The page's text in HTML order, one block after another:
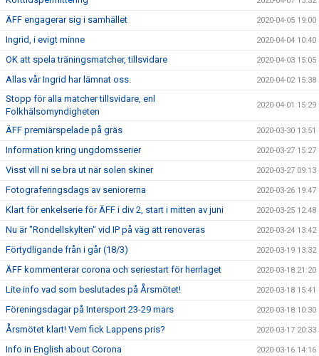
ÄFF engagerar sig i samhället 2020-04-05 19:00
Ingrid, i evigt minne 2020-04-04 10:40
OK att spela träningsmatcher, tillsvidare 2020-04-03 15:05
Allas vår Ingrid har lämnat oss. 2020-04-02 15:38
Stopp för alla matcher tillsvidare, enl
Folkhälsomyndigheten
2020-04-01 15:29
ÄFF premiärspelade på gräs 2020-03-30 13:51
Information kring ungdomsserier 2020-03-27 15:27
Visst vill ni se bra ut när solen skiner 2020-03-27 09:13
Fotograferingsdags av seniorerna 2020-03-26 19:47
Klart för enkelserie för ÄFF i div 2, start i mitten av juni 2020-03-25 12:48
Nu är "Rondellskylten" vid IP på väg att renoveras 2020-03-24 13:42
Förtydligande från i går (18/3) 2020-03-19 13:32
ÄFF kommenterar corona och seriestart för herrlaget 2020-03-18 21:20
Lite info vad som beslutades på Årsmötet! 2020-03-18 15:41
Föreningsdagar på Intersport 23-29 mars 2020-03-18 10:30
Årsmötet klart! Vem fick Lappens pris? 2020-03-17 20:33
Info in English about Corona 2020-03-16 14:16